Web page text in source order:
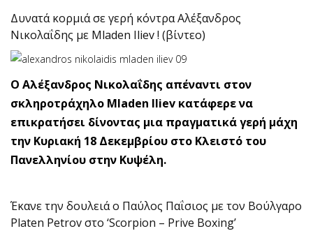
Δυνατά κορμιά σε γερή κόντρα Αλέξανδρος
Νικολαΐδης με Mladen Iliev ! (βίντεο)
Ο Αλέξανδρος Νικολαΐδης απέναντι στον
σκληροτράχηλο Mladen Iliev κατάφερε να
επικρατήσει δίνοντας μια πραγματικά γερή μάχη
την Κυριακή 18 Δεκεμβρίου στο Κλειστό του
Πανελληνίου στην Κυψέλη.
Έκανε την δουλειά ο Παύλος Παΐσιος με τον Βούλγαρο
Platen Petrov στο ‘Scorpion – Prive Boxing’